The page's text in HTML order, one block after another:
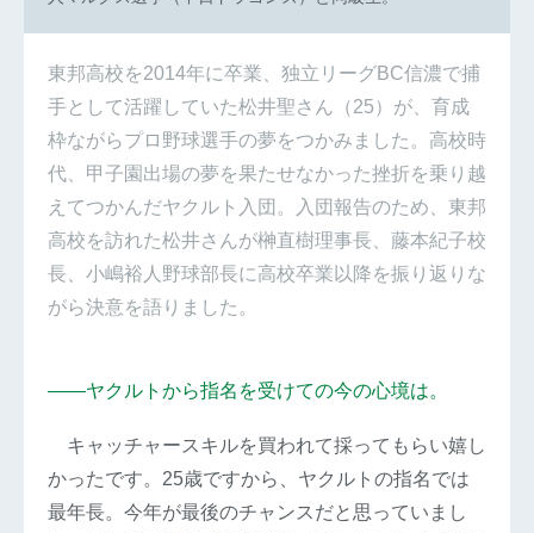
東邦高校を2014年に卒業、独立リーグBC信濃で捕
手として活躍していた松井聖さん（25）が、育成
枠ながらプロ野球選手の夢をつかみました。高校時
代、甲子園出場の夢を果たせなかった挫折を乗り越
えてつかんだヤクルト入団。入団報告のため、東邦
高校を訪れた松井さんが榊直樹理事長、藤本紀子校
長、小嶋裕人野球部長に高校卒業以降を振り返りな
がら決意を語りました。
――ヤクルトから指名を受けての今の心境は。
キャッチャースキルを買われて採ってもらい嬉し
かったです。25歳ですから、ヤクルトの指名では
最年長。今年が最後のチャンスだと思っていまし